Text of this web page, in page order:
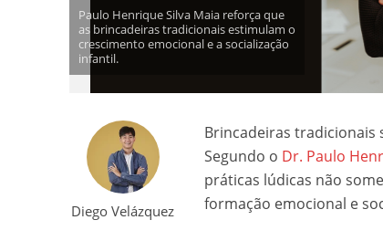
Paulo Henrique Silva Maia reforça que
as brincadeiras tradicionais estimulam o
crescimento emocional e a socialização
infantil.
Diego Velázquez
Brincadeiras tradicionais
Segundo o Dr. Paulo
práticas lúdicas não
formação emocional e